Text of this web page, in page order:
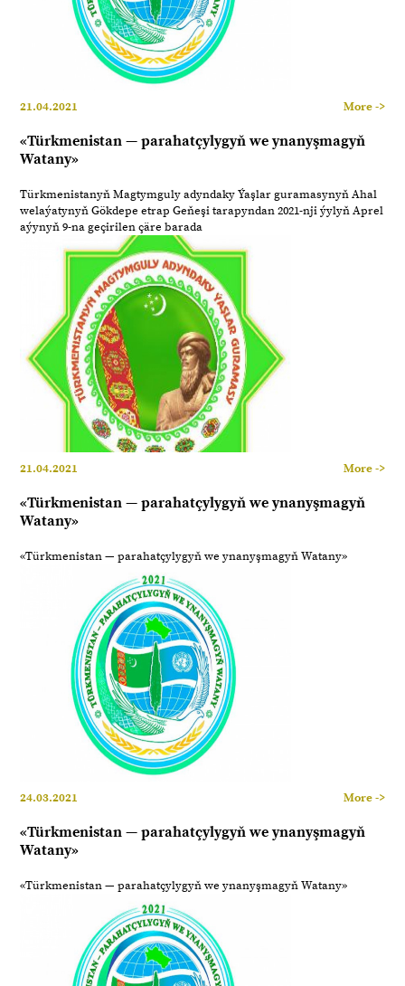
21.04.2021 More ->
«Türkmenistan — parahatçylygyň we ynanyşmagyň
Watany»
Türkmenistanyň Magtymguly adyndaky Ýaşlar guramasynyň Ahal
welaýatynyň Gökdepe etrap Geňeşi tarapyndan 2021-nji ýylyň Aprel
aýynyň 9-na geçirilen çäre barada
21.04.2021 More ->
«Türkmenistan — parahatçylygyň we ynanyşmagyň
Watany»
«Türkmenistan — parahatçylygyň we ynanyşmagyň Watany»
24.03.2021 More ->
«Türkmenistan — parahatçylygyň we ynanyşmagyň
Watany»
«Türkmenistan — parahatçylygyň we ynanyşmagyň Watany»